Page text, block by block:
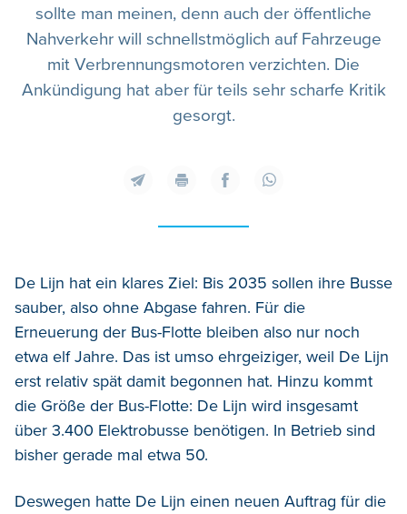
sollte man meinen, denn auch der öffentliche
Nahverkehr will schnellstmöglich auf Fahrzeuge
mit Verbrennungsmotoren verzichten. Die
Ankündigung hat aber für teils sehr scharfe Kritik
gesorgt.
De Lijn hat ein klares Ziel: Bis 2035 sollen ihre Busse
sauber, also ohne Abgase fahren. Für die
Erneuerung der Bus-Flotte bleiben also nur noch
etwa elf Jahre. Das ist umso ehrgeiziger, weil De Lijn
erst relativ spät damit begonnen hat. Hinzu kommt
die Größe der Bus-Flotte: De Lijn wird insgesamt
über 3.400 Elektrobusse benötigen. In Betrieb sind
bisher gerade mal etwa 50.
Deswegen hatte De Lijn einen neuen Auftrag für die